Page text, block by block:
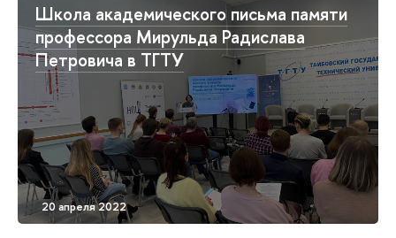
Школа академического письма памяти
профессора Мирульда Радислава
Петровича в ТГТУ